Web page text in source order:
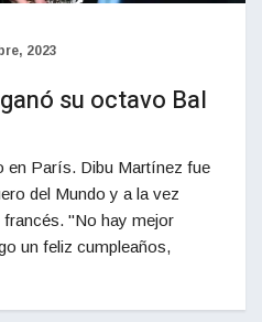
2023
su octavo Bal
en París. Dibu Martínez fue
del Mundo y a la vez
francés. "No hay mejor
un feliz cumpleaños,